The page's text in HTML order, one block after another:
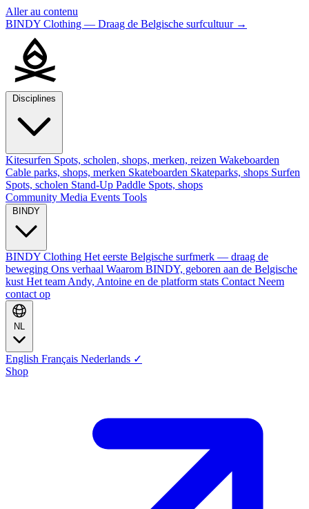
Aller au contenu
BINDY Clothing — Draag de Belgische surfcultuur →
Kitesurfen Spots, scholen, shops, merken, reizen Wakeboarden
Cable parks, shops, merken Skateboarden Skateparks, shops Surfen
Spots, scholen Stand-Up Paddle Spots, shops
Community Media Events Tools
BINDY Clothing Het eerste Belgische surfmerk — draag de
beweging Ons verhaal Waarom BINDY, geboren aan de Belgische
kust Het team Andy, Antoine en de platform stats Contact Neem
contact op
English Français Nederlands ✓
Shop